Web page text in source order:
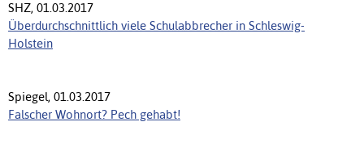
SHZ, 01.03.2017
Überdurchschnittlich viele Schulabbrecher in Schleswig-
Holstein
Spiegel, 01.03.2017
Falscher Wohnort? Pech gehabt!